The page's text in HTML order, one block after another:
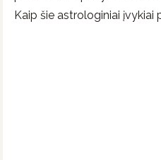
Kaip šie astrologiniai įvykiai